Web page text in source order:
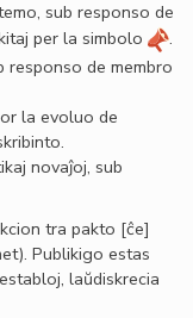
sub responso de
per la simbolo
.
de membro
la evoluo de
novaĵoj, sub
tra pakto [ĉe]
. Publikigo estas
laŭdiskrecia